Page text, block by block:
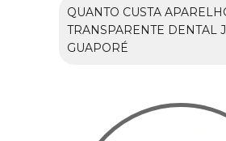
QUANTO CUSTA
TRANSPARENTE DENTAL
GUAPORÉ